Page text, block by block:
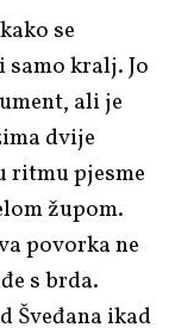
se
kralj. Jo
ali je
dvije
ritmu pjesme
župom.
povorka ne
s brda.
Šveđana ikad